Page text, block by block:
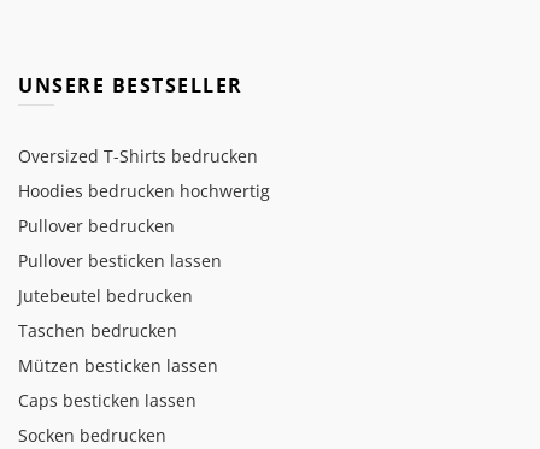
UNSERE BESTSELLER
Oversized T-Shirts bedrucken
Hoodies bedrucken hochwertig
Pullover bedrucken
Pullover besticken lassen
Jutebeutel bedrucken
Taschen bedrucken
Mützen besticken lassen
Caps besticken lassen
Socken bedrucken